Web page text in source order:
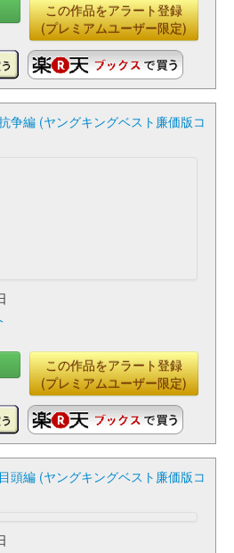
この作品をアラート登録
(プレミアムユーザー限定)
争編 (ヤングキングベスト廉価版コ
この作品をアラート登録
(プレミアムユーザー限定)
頭編 (ヤングキングベスト廉価版コ